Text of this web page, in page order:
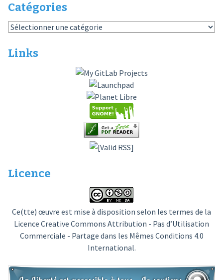
Catégories
Catégories
Links
Licence
Ce(tte) œuvre est mise à disposition selon les termes de la
Licence Creative Commons Attribution - Pas d’Utilisation
Commerciale - Partage dans les Mêmes Conditions 4.0
International.